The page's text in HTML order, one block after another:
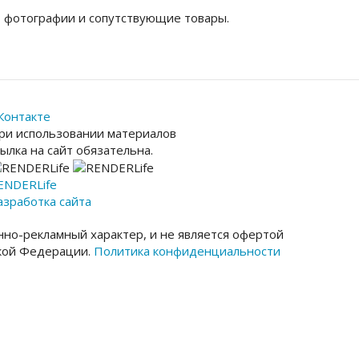
и сопутствующие товары.
использовании материалов
на сайт обязательна.
Life
сайта
рекламный характер, и не является офертой
Федерации. Политика конфиденциальности